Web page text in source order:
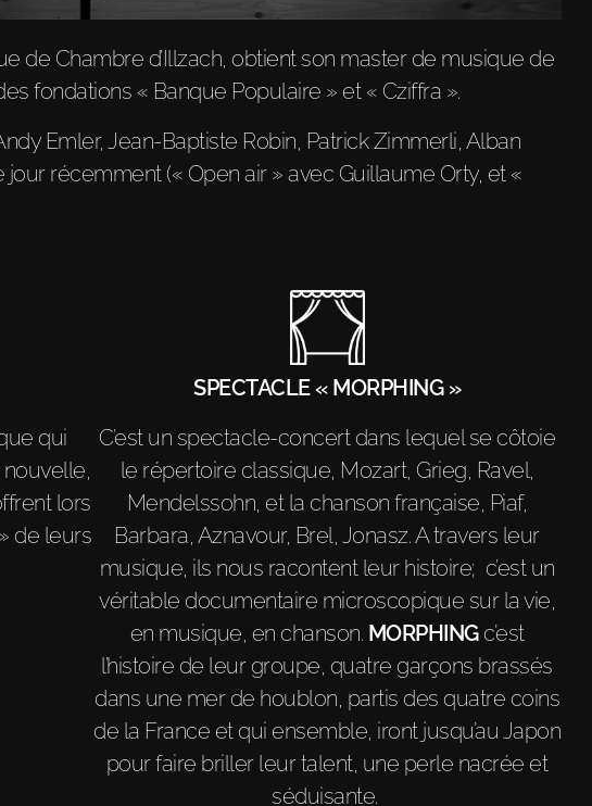
de Chambre d’Illzach, obtient son master de musique de
fondations « Banque Populaire » et « Cziffra ».
Emler, Jean-Baptiste Robin, Patrick Zimmerli, Alban
récemment (« Open air » avec Guillaume Orty, et «
qui
lors
de leurs
SPECTACLE « MORPHING »
C’est un spectacle-concert dans lequel se côtoie
le répertoire classique, Mozart, Grieg, Ravel,
Mendelssohn, et la chanson française, Piaf,
Barbara, Aznavour, Brel, Jonasz. A travers leur
musique, ils nous racontent leur histoire; c’est un
véritable documentaire microscopique sur la vie,
en musique, en chanson. MORPHINGc’est
l’histoire de leur groupe, quatre garçons brassés
dans une mer de houblon, partis des quatre coins
de la France et qui ensemble, iront jusqu’au Japon
pour faire briller leur talent, une perle nacrée et
séduisante.